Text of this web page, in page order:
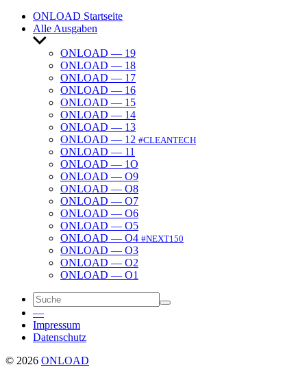
ONLOAD Start­seite
Alle Ausgaben
Untermenü
anzeigenONLOAD — 19
ONLOAD — 18
ONLOAD — 17
ONLOAD — 16
ONLOAD — 15
ONLOAD — 14
ONLOAD — 13
ONLOAD — 12 #CLEANTECH
ONLOAD — 11
ONLOAD — 1O
ONLOAD — O9
ONLOAD — O8
ONLOAD — O7
ONLOAD — O6
ONLOAD — O5
ONLOAD — O4 #NEXT150
ONLOAD — O3
ONLOAD — O2
ONLOAD — O1
—
Impressum
Daten­schutz
© 2026 ONLOAD